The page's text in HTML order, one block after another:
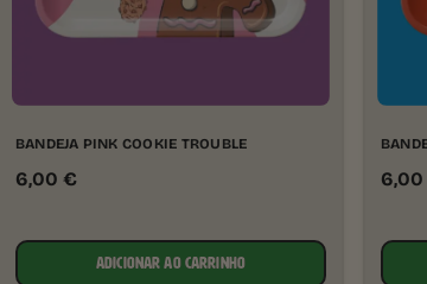
BANDEJA PINK COOKIE TROUBLE
6,00 €
ADICIONAR AO CARRINHO
6,00